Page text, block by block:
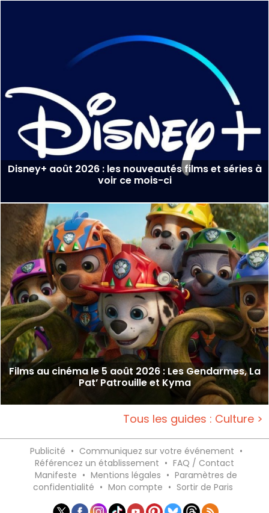
Disney+ août 2026 : les nouveautés films et séries à
voir ce mois-ci
Films au cinéma le 5 août 2026 : Les Gendarmes, La
Pat’ Patrouille et Kyma
Tous les guides : Culture >
Publicité • Communiquez sur votre événement •
Référencez un établissement • FAQ / Contact
Manifeste • Mentions légales • Paramètres de
confidentialité • Mon compte • Sortir de Paris